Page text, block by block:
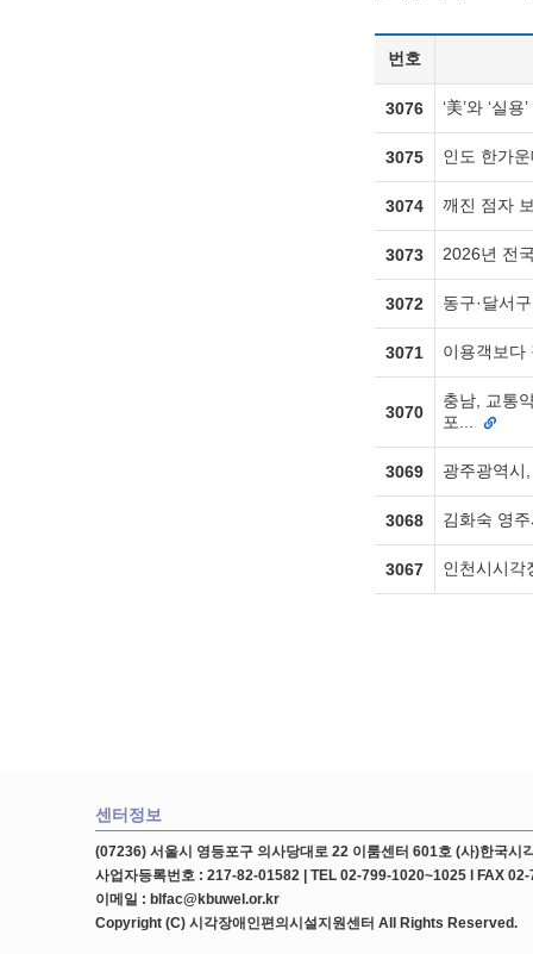
번호
3076 ‘美’와 ‘실
3075 인도 한가운
3074 깨진 점자
3073 2026년 전
3072 동구·달서
3071 이용객보
3070
충남, 교통
포...
3069 광주광역시
3068 김화숙 영
3067 인천시시각
센터정보
(07236) 서울시 영등포구 의사당대로 22 이룸센터 601호 (사)한국시
사업자등록번호 : 217-82-01582 | TEL 02-799-1020~1025 l FAX
이메일 : blfac@kbuwel.or.kr
Copyright (C) 시각장애인편의시설지원센터 All Rights Reserved.